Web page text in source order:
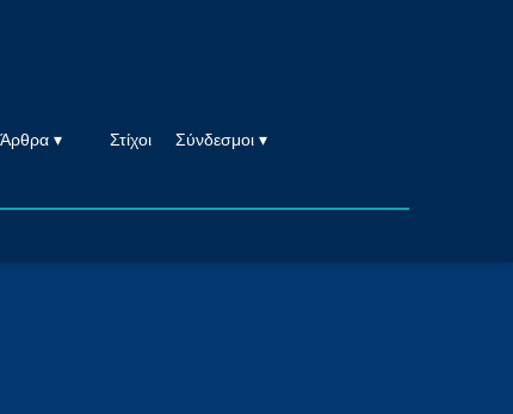
Άρθρα ▾ Στίχοι Σύνδεσμοι ▾